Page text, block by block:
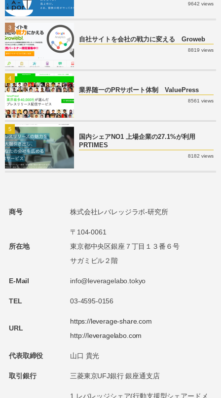
9642 views
自社サイトを会社の戦力に変える Groweb
8819 views
3
業界随一のPRサポート体制 ValuePress
8561 views
4
国内シェアNO1 上場企業の27.1%が利用
PRTIMES
8182 views
5
商号 株式会社レバレッジラボ-研究所
所在地
〒104-0061
東京都中央区銀座７丁目１３番６号
サガミビル２階
E-Mail info@leveragelabo.tokyo
TEL 03-4595-0156
URL
https://leverage-share.com
http://leveragelabo.com
代表取締役 山口 貴光
取引銀行 三菱東京UFJ銀行 銀座通支店
1.レバレッジシェア(行動支援型シェアードメ